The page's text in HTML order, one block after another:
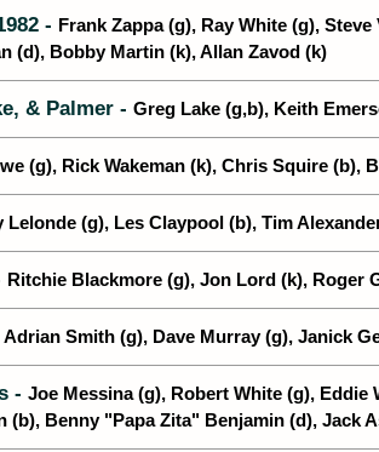
- Frank Zappa (g), Ray White (g),
(d), Bobby Martin (k), Allan Zavod (k)
& Palmer - Greg Lake (g,b), Keith
(g), Rick Wakeman (k), Chris Squire (b),
Lelonde (g), Les Claypool (b), Tim
Ritchie Blackmore (g), Jon Lord (k), Roger
Adrian Smith (g), Dave Murray (g), Janick
- Joe Messina (g), Robert White (g),
Benny "Papa Zita" Benjamin (d), Jack